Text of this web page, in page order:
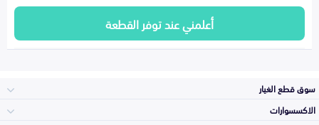
أعلمني عند توفر القطعة
سوق قطع الغيار
الاكسسوارات